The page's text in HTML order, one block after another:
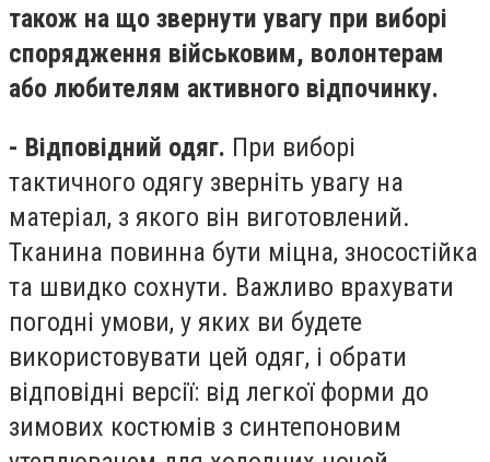
також на що звернути увагу при виборі
спорядження військовим, волонтерам
або любителям активного відпочинку.
- Відповідний одяг. При виборі
тактичного одягу зверніть увагу на
матеріал, з якого він виготовлений.
Тканина повинна бути міцна, зносостійка
та швидко сохнути. Важливо врахувати
погодні умови, у яких ви будете
використовувати цей одяг, і обрати
відповідні версії: від легкої форми до
зимових костюмів з синтепоновим